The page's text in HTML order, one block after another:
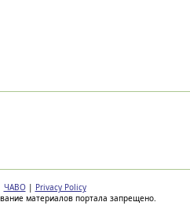
ЧАВО | Privacy Policy
материалов портала запрещено.